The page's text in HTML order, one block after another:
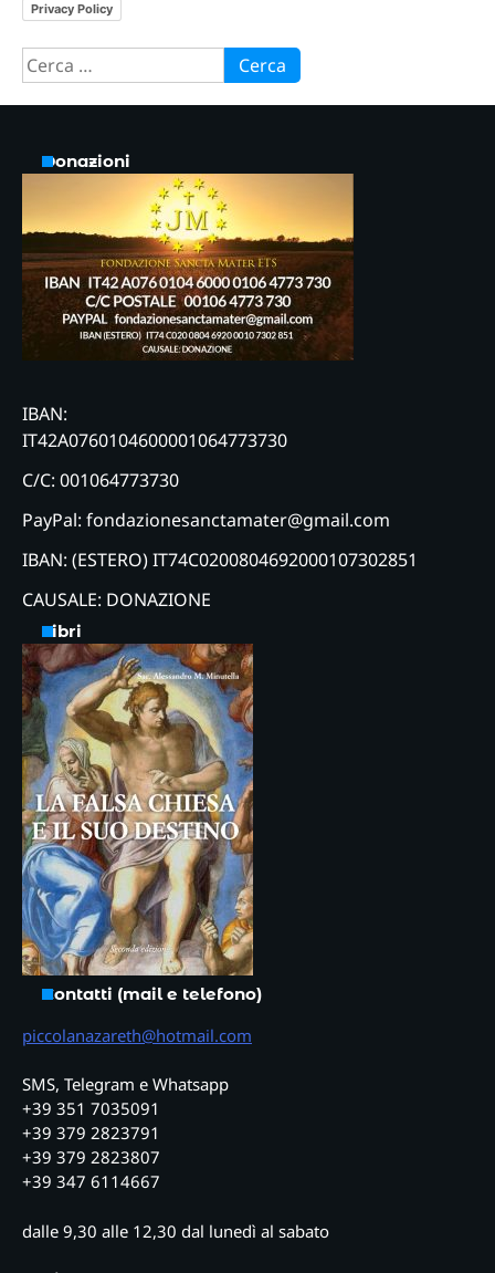
Privacy Policy
Ricerca
per:
Donazioni
IBAN:
IT42A0760104600001064773730
C/C: 001064773730
PayPal: fondazionesanctamater@gmail.com
IBAN: (ESTERO) IT74C0200804692000107302851
CAUSALE: DONAZIONE
Libri
Contatti (mail e telefono)
piccolanazareth@hotmail.com
SMS, Telegram e Whatsapp
+39 351 7035091
+39 379 2823791
+39 379 2823807
+39 347 6114667
dalle 9,30 alle 12,30 dal lunedì al sabato